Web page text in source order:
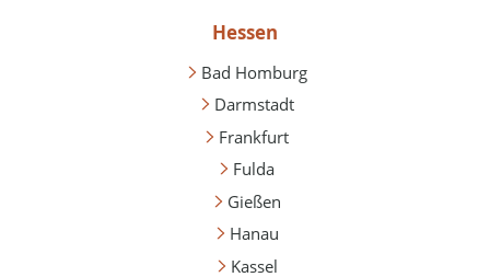
Hessen
Bad Homburg
Darmstadt
Frankfurt
Fulda
Gießen
Hanau
Kassel